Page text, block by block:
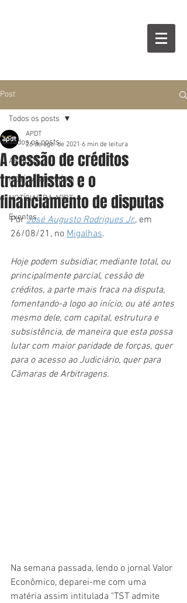
Post
Todos os posts
ARTIGOS
NOTÍCIAS NA MÍDIA
NOTÍCIAS DA APDT
Eventos
Todos os posts
A cessão de créditos
trabalhistas e o
financiamento de disputas
APDT
26 de ago. de 2021 6 min de leitura
Por José Augusto Rodrigues Jr., em
26/08/21, no Migalhas.
Hoje podem subsidiar, mediante total, ou
principalmente parcial, cessão de
créditos, a parte mais fraca na disputa,
fomentando-a logo ao início, ou até antes
mesmo dele, com capital, estrutura e
subsistência, de maneira que esta possa
lutar com maior paridade de forças, quer
para o acesso ao Judiciário, quer para
Câmaras de Arbitragens.
Na semana passada, lendo o jornal Valor
Econômico, deparei-me com uma
matéria assim intitulada "TST admite